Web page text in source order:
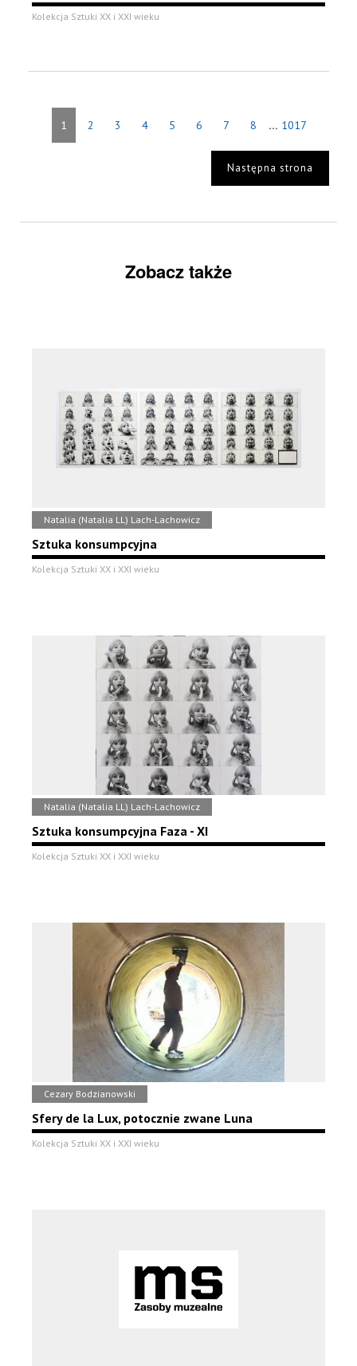
Kolekcja Sztuki XX i XXI wieku
1 2 3 4 5 6 7 8 ... 1017
Następna strona
Zobacz także
Natalia (Natalia LL) Lach-Lachowicz
Sztuka konsumpcyjna
Kolekcja Sztuki XX i XXI wieku
Natalia (Natalia LL) Lach-Lachowicz
Sztuka konsumpcyjna Faza - XI
Kolekcja Sztuki XX i XXI wieku
Cezary Bodzianowski
Sfery de la Lux, potocznie zwane Luna
Kolekcja Sztuki XX i XXI wieku